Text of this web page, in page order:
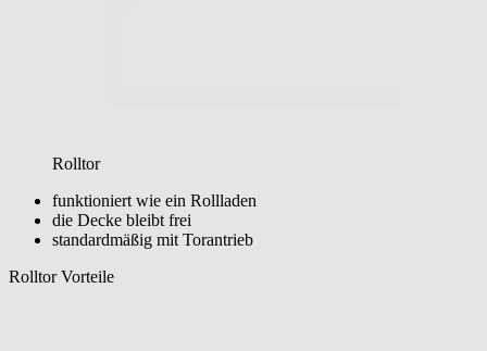
Rolltor
funktioniert wie ein Rollladen
die Decke bleibt frei
standardmäßig mit Torantrieb
Rolltor Vorteile